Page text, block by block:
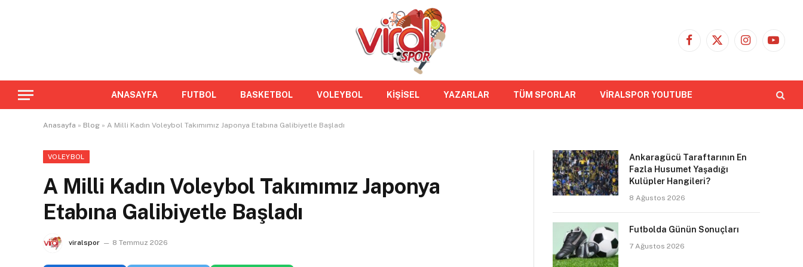
Facebook
X
Instagram
ANASAYFA FUTBOL BASKETBOL VOLEYBOL KİŞİSEL YAZARLAR TÜM SPORLAR VİRALSPOR YOUTUBE
Anasayfa » Blog » A Milli Kadın Voleybol Takımımız Japonya Etabına Galibiyetle Başladı
VOLEYBOL
A Milli Kadın Voleybol Takımımız Japonya
Etabına Galibiyetle Başladı
viralspor 8 Temmuz 2026
Ankaragücü Taraftarının En
Fazla Husumet Yaşadığı
Kulüpler Hangileri?
8 Ağustos 2026
Futbolda Günün Sonuçları
7 Ağustos 2026